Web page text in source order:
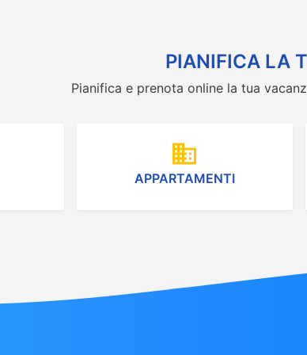
PIANIFICA LA
Pianifica e prenota online la tua
domain
APPARTAMENTI